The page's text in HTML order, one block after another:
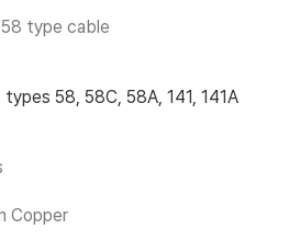
type cable
58, 58C, 58A, 141, 141A
Copper